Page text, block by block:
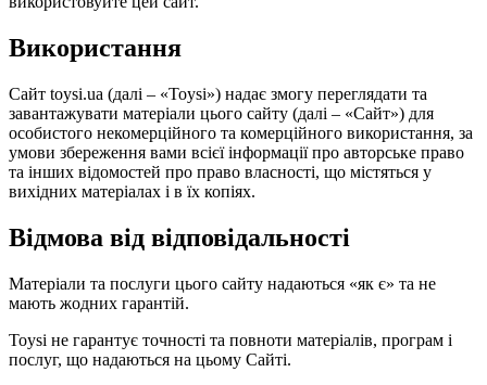
Використання
Сайт toysi.ua (далі – «Toysi») надає змогу переглядати та
завантажувати матеріали цього сайту (далі – «Сайт») для
особистого некомерційного та комерційного використання, за
умови збереження вами всієї інформації про авторське право
та інших відомостей про право власності, що містяться у
вихідних матеріалах і в їх копіях.
Відмова від відповідальності
Матеріали та послуги цього сайту надаються «як є» та не
мають жодних гарантій.
Toysi не гарантує точності та повноти матеріалів, програм і
послуг, що надаються на цьому Сайті.